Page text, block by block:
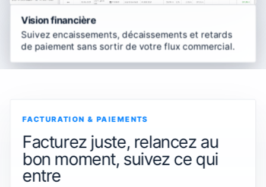
Vision financière
Suivez encaissements, décaissements et retards
de paiement sans sortir de votre flux commercial.
FACTURATION & PAIEMENTS
Facturez juste, relancez au
bon moment, suivez ce qui
entre